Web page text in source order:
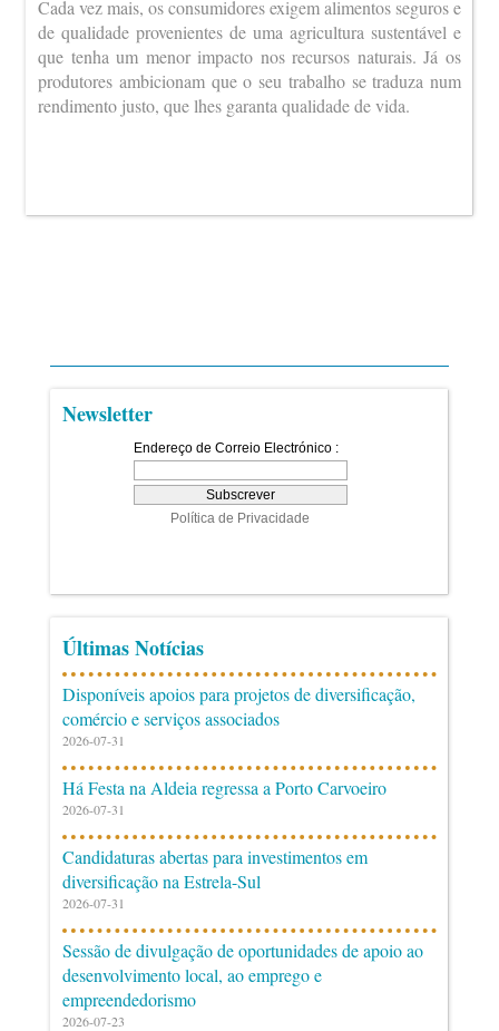
Cada vez mais, os consumidores exigem alimentos seguros e
de qualidade provenientes de uma agricultura sustentável e
que tenha um menor impacto nos recursos naturais. Já os
produtores ambicionam que o seu trabalho se traduza num
rendimento justo, que lhes garanta qualidade de vida.
Newsletter
Últimas Notícias
Disponíveis apoios para projetos de diversificação,
comércio e serviços associados
2026-07-31
Há Festa na Aldeia regressa a Porto Carvoeiro
2026-07-31
Candidaturas abertas para investimentos em
diversificação na Estrela-Sul
2026-07-31
Sessão de divulgação de oportunidades de apoio ao
desenvolvimento local, ao emprego e
empreendedorismo
2026-07-23